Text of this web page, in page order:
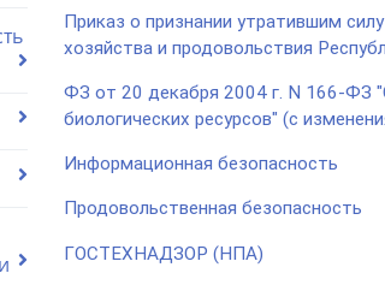
Приказ о признании утратившим
хозяйства и продовольствия
ФЗ от 20 декабря 2004 г. N 166-ФЗ
биологических ресурсов" (с
Информационная безопасность
Продовольственная безопасность
ГОСТЕХНАДЗОР (НПА)